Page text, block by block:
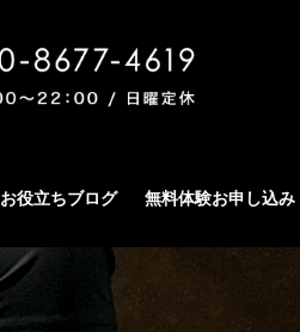
お役立ちブログ 無料体験お申し込み